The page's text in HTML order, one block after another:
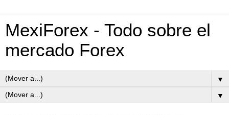
MexiForex - Todo sobre el
mercado Forex
▼
▼